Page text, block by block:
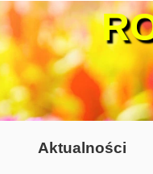
Aktualności